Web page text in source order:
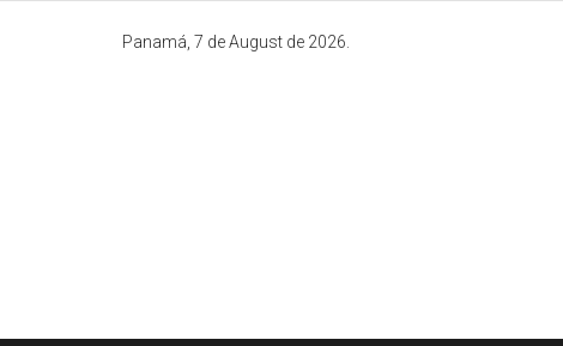
Panamá, 7 de August de 2026.